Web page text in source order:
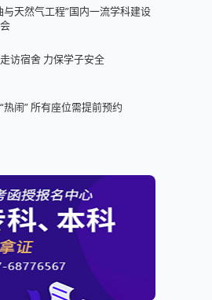
与天然气工程”国内一流学科建设
访宿舍 力保学子安全
闹” 所有座位需提前预约